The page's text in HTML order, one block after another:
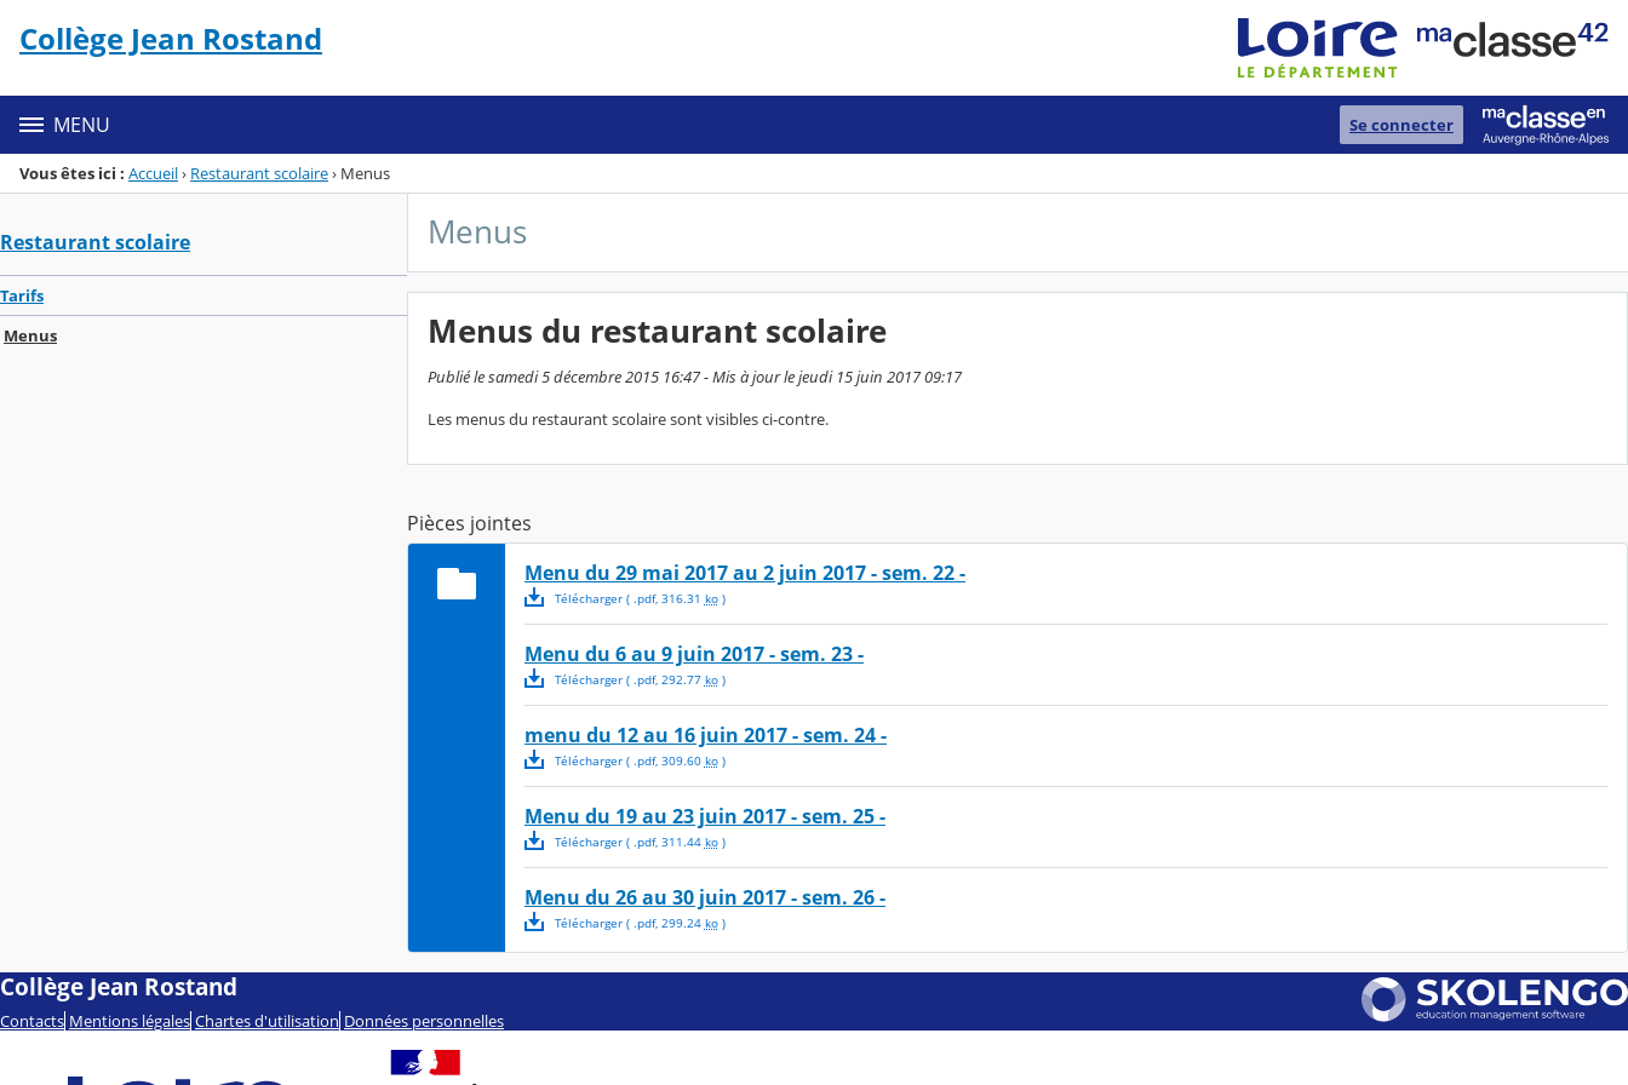
Menu de la rubrique
Contenu
Collège Jean Rostand
MENU Se connecter
Vous êtes ici : Accueil› Restaurant scolaire› Menus
Restaurant scolaire
Tarifs
Menus
Menus
Menus du restaurant scolaire
Publié le samedi 5 décembre 2015 16:47 - Mis à jour le jeudi 15 juin 2017 09:17
Les menus du restaurant scolaire sont visibles ci-contre.
Pièces jointes
Menu du 29 mai 2017 au 2 juin 2017 - sem. 22 -
Télécharger( .pdf, 316.31 ko)
Menu du 6 au 9 juin 2017 - sem. 23 -
Télécharger( .pdf, 292.77 ko)
menu du 12 au 16 juin 2017 - sem. 24 -
Télécharger( .pdf, 309.60 ko)
Menu du 19 au 23 juin 2017 - sem. 25 -
Télécharger( .pdf, 311.44 ko)
Menu du 26 au 30 juin 2017 - sem. 26 -
Télécharger( .pdf, 299.24 ko)
Collège Jean Rostand
Contacts Mentions légales Chartes d'utilisation Données personnelles